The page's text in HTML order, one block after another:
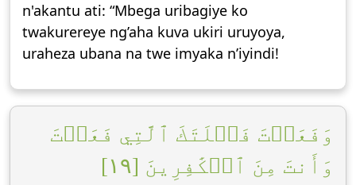
n'akantu ati: “Mbega uribagiye ko
twakurereye ng’aha kuva ukiri uruyoya,
uraheza ubana na twe imyaka n’iyindi!
وَفَعَلۡتَ فَعۡلَتَكَ ٱلَّتِي فَعَلۡتَ
وَأَنتَ مِنَ ٱلۡكَٰفِرِينَ [١٩]